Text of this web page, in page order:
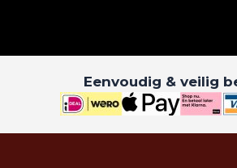
Eenvoudig & veilig